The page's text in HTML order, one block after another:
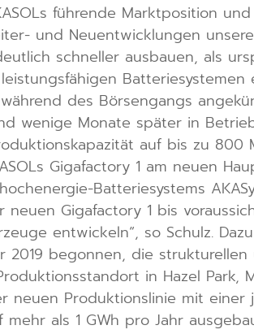
führende Marktposition
und Neuentwicklungen
schneller ausbauen, als
Batteriesystemen
des Börsengangs
wenige Monate später in
auf bis zu 800
Gigafactory 1 am neuen
Batteriesystems
Gigafactory 1 bis
entwickeln“, so Schulz.
2019 begonnen, die strukturellen
in Hazel Park,
Produktionslinie mit einer
als 1 GWh pro Jahr